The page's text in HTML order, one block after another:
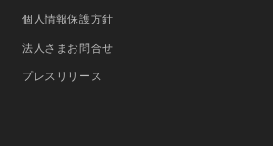
個人情報保護方針
法人さまお問合せ
プレスリリース